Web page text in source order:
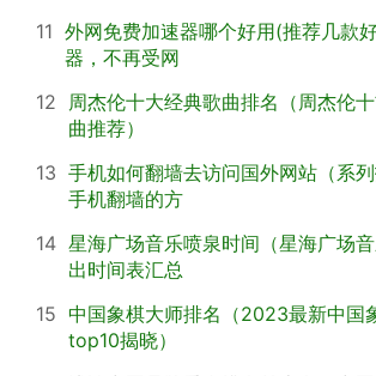
11 外网免费加速器哪个好用(推荐几款
器，不再受网
12
周杰伦十大经典歌曲排名（周杰伦
曲推荐）
13 手机如何翻墙去访问国外网站（系
手机翻墙的方
14 星海广场音乐喷泉时间（星海广场
出时间表汇总
15 中国象棋大师排名（2023最新中国
top10揭晓）